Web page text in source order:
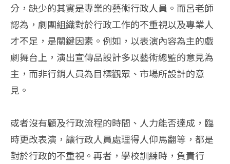
分，缺少的其實是專業的藝術行政人員。而呂老師
認為，劇團組織對於行政工作的不重視以及專業人
才不足，是關鍵因素。例如，以表演內容為主的戲
劇舞台上，演出宣傳品設計多以藝術總監的意見為
主，而非行銷人員為目標觀眾、市場所設計的意
見。
或者沒有顧及行政流程的時間、人力能否達成，臨
時更改表演，讓行政人員處理得人仰馬翻等，都是
對於行政的不重視。再者，學校訓練時，負責行